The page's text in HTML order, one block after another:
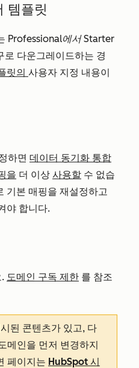
템플릿
Professional에서 Starter
다운그레이드하는 경
릿의 사용자 지정 내용이
하면 데이터 동기화 통합
을 더 이상 사용할 수 없습
기본 매핑을 재설정하고
야 합니다.
도메인 구독 제한 를 참조
된 콘텐츠가 있고, 다
메인을 먼저 변경하지
페이지는 HubSpot 시